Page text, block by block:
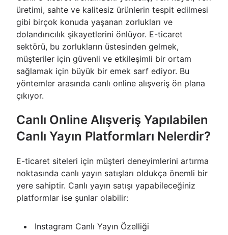
üretimi, sahte ve kalitesiz ürünlerin tespit edilmesi
gibi birçok konuda yaşanan zorlukları ve
dolandırıcılık şikayetlerini önlüyor. E-ticaret
sektörü, bu zorlukların üstesinden gelmek,
müşteriler için güvenli ve etkileşimli bir ortam
sağlamak için büyük bir emek sarf ediyor. Bu
yöntemler arasında canlı online alışveriş ön plana
çıkıyor.
Canlı Online Alışveriş Yapılabilen
Canlı Yayın Platformları Nelerdir?
E-ticaret siteleri için müşteri deneyimlerini artırma
noktasında canlı yayın satışları oldukça önemli bir
yere sahiptir. Canlı yayın satışı yapabileceğiniz
platformlar ise şunlar olabilir:
Instagram Canlı Yayın Özelliği